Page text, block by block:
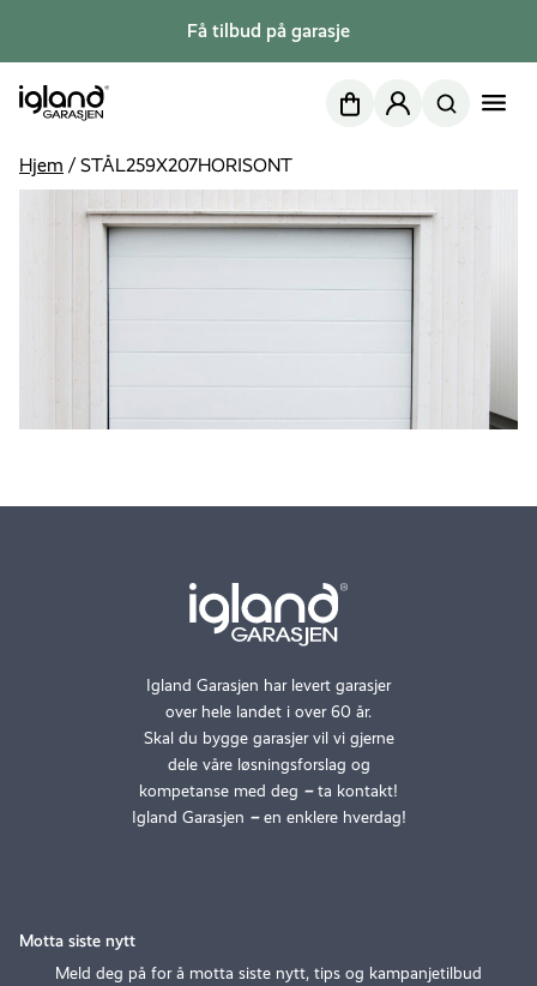
Få tilbud på garasje
NettbutikkMin side
Hjem /STÅL259X207HORISONT
Igland Garasjen har levert garasjer
over hele landet i over 60 år.
Skal du bygge garasjer vil vi gjerne
dele våre løsningsforslag og
kompetanse med deg –ta kontakt!
Igland Garasjen –en enklere hverdag!
Motta siste nytt
Meld deg på for å motta siste nytt, tips og kampanjetilbud